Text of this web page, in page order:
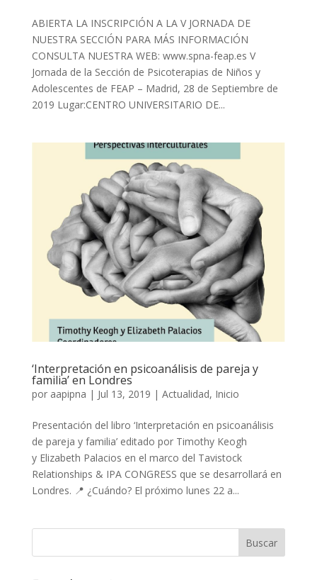
ABIERTA LA INSCRIPCIÓN A LA V JORNADA DE
NUESTRA SECCIÓN PARA MÁS INFORMACIÓN
CONSULTA NUESTRA WEB: www.spna-feap.es V
Jornada de la Sección de Psicoterapias de Niños y
Adolescentes de FEAP – Madrid, 28 de Septiembre de
2019 Lugar:CENTRO UNIVERSITARIO DE...
‘Interpretación en psicoanálisis de pareja y
familia’ en Londres
por aapipna | Jul 13, 2019 | Actualidad, Inicio
Presentación del libro ‘Interpretación en psicoanálisis
de pareja y familia’ editado por Timothy Keogh
y Elizabeth Palacios en el marco del Tavistock
Relationships & IPA CONGRESS que se desarrollará en
Londres. 📍 ¿Cuándo? El próximo lunes 22 a...